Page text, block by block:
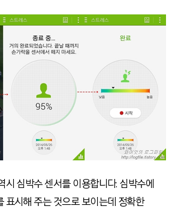
시 심박수 센서를 이용합니다. 심박수에
표시해 주는 것으로 보이는데 정확한